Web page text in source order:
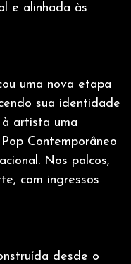
e alinhada às
uma nova etapa
sua identidade
artista uma
Contemporâneo
Nos palcos,
com ingressos
desde o